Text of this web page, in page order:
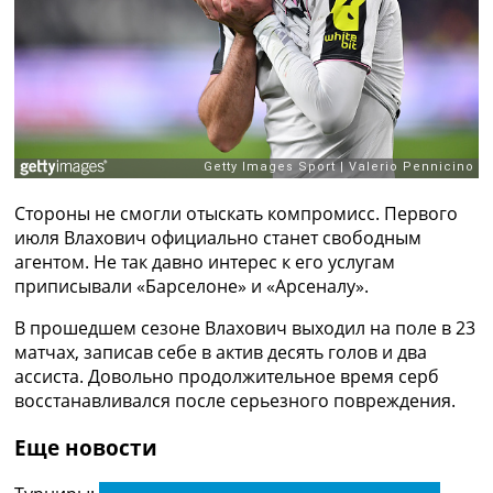
Рейтинг ФИФА
ТВ программа
RU
UA
Categories
Новости футбола
Видео
Трансферы
Новости футбола Украины
Последние комментарии
Конкурс прогнозов
Логин
Рейтинги
Правила
Коллективный прогноз
Турниры
Чемпионат Мира
Стороны не смогли отыскать компромисс. Первого
июля Влахович официально станет свободным
агентом. Не так давно интерес к его услугам
приписывали «Барселоне» и «Арсеналу».
В прошедшем сезоне Влахович выходил на поле в 23
матчах, записав себе в актив десять голов и два
ассиста. Довольно продолжительное время серб
восстанавливался после серьезного повреждения.
Еще новости